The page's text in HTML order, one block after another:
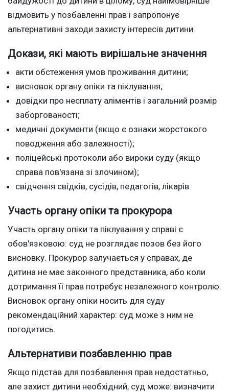
відмовить у позбавленні прав і запропонує
альтернативні заходи захисту інтересів дитини.
Докази, які мають вирішальне значення
акти обстеження умов проживання дитини;
висновок органу опіки та піклування;
довідки про несплату аліментів і загальний розмір
заборгованості;
медичні документи (якщо є ознаки жорстокого
поводження або залежності);
поліцейські протоколи або вироки суду (якщо
справа пов'язана зі злочином);
свідчення свідків, сусідів, педагогів, лікарів.
Участь органу опіки та прокурора
Участь органу опіки та піклування у справі є
обов'язковою: суд не розглядає позов без його
висновку. Прокурор залучається у справах, де
дитина не має законного представника, або коли
дотримання її прав потребує незалежного контролю.
Висновок органу опіки носить для суду
рекомендаційний характер: суд може з ним не
погодитись.
Альтернативи позбавленню прав
Якщо підстав для позбавлення прав недостатньо,
але захист дитини необхідний, суд може: визначити